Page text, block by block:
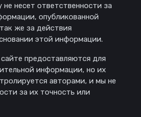
несет ответственности за
опубликованной
же за действия
этой информации.
предоставляются для
информации, но их
авторами, и мы не
за их точность или